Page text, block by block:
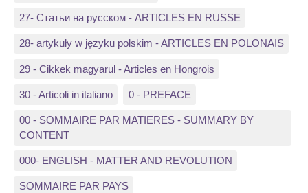
27- Статьи на русском - ARTICLES EN RUSSE
28- artykuły w języku polskim - ARTICLES EN POLONAIS
29 - Cikkek magyarul - Articles en Hongrois
30 - Articoli in italiano 0 - PREFACE
00 - SOMMAIRE PAR MATIERES - SUMMARY BY
CONTENT
000- ENGLISH - MATTER AND REVOLUTION
SOMMAIRE PAR PAYS